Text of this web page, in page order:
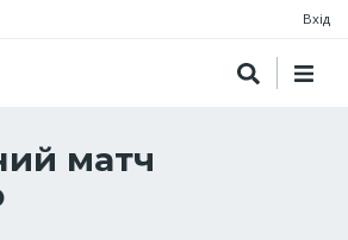
Вхід
матч